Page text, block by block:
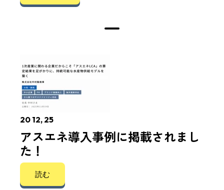
20 12, 25
アスエネ導入事例に掲載されまし
た！
読む